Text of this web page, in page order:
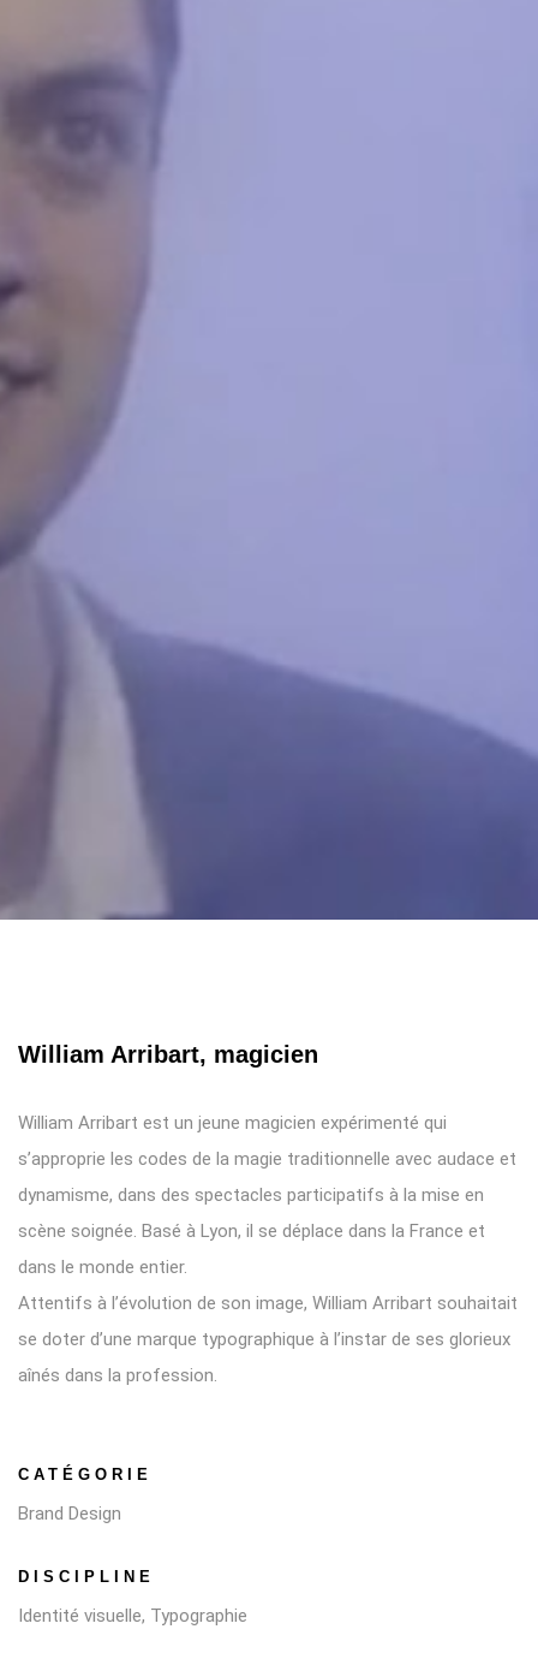
William Arribart, magicien
William Arribart est un jeune magicien expérimenté qui
s’approprie les codes de la magie traditionnelle avec audace et
dynamisme, dans des spectacles participatifs à la mise en
scène soignée. Basé à Lyon, il se déplace dans la France et
dans le monde entier.
Attentifs à l’évolution de son image, William Arribart souhaitait
se doter d’une marque typographique à l’instar de ses glorieux
aînés dans la profession.
CATÉGORIE
Brand Design
DISCIPLINE
Identité visuelle, Typographie